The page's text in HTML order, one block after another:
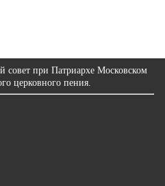
при Патриархе Московском
церковного пения.